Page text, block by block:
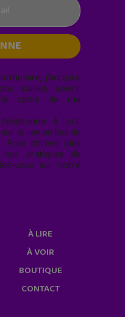
j’accepte
saisies soient
le cadre de ma
à tout
le lien en bas de
Pour obtenir plus
pratiques de
vous sur notre
À LIRE
À VOIR
BOUTIQUE
CONTACT